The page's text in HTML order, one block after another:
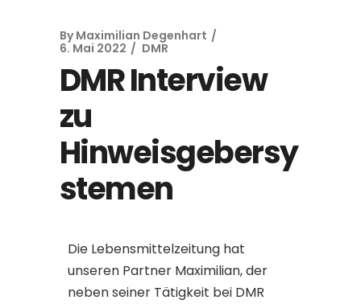
By Maximilian Degenhart
6. Mai 2022
DMR
DMR Interview
zu
Hinweisgebersy
stemen
Die Lebensmittelzeitung hat
unseren Partner Maximilian, der
neben seiner Tätigkeit bei DMR